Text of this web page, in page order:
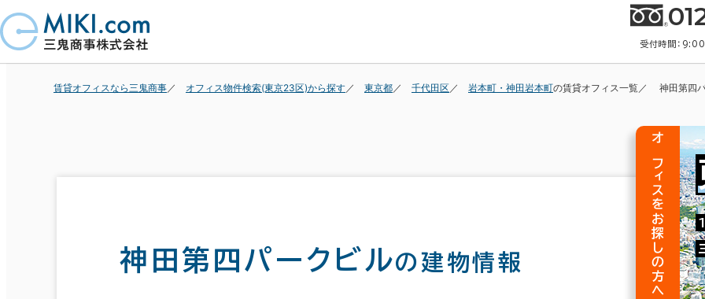
受付時間：
賃貸オフィスなら三鬼商事 オフィス物件検索(東京23区)から探す 東京都 千代田区 岩本町・神田岩本町の賃貸オフィス一覧 神田第四
神田第四パークビルの建物情報 オフィスをお探しの方へ